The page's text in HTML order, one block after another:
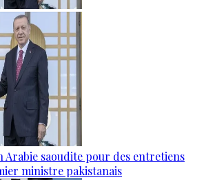
Arabie saoudite pour des entretiens
ministre pakistanais